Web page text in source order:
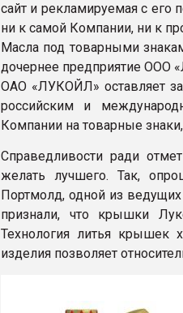
сайт и рекламируемая с
ни к самой Компании, ни к
Масла под товарными
дочернее предприятие ООО
ОАО «ЛУКОЙЛ» оставляет
российским и
Компании на товарные
Справедливости ради
желать лучшего. Так,
Портмолд, одной из ведущих
признали, что крышки
Технология литья крышек
изделия позволяет